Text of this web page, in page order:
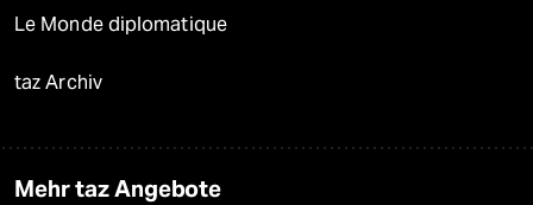
Le Monde diplomatique
taz Archiv
Mehr taz Angebote